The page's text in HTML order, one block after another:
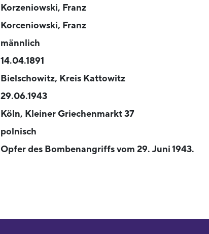
Korzeniowski, Franz
Korceniowski, Franz
männlich
14.04.1891
Bielschowitz, Kreis Kattowitz
29.06.1943
Köln, Kleiner Griechenmarkt 37
polnisch
Opfer des Bombenangriffs vom 29. Juni 1943.